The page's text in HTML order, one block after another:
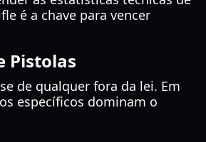
é a chave para vencer
Pistolas
de qualquer fora da lei. Em
específicos dominam o